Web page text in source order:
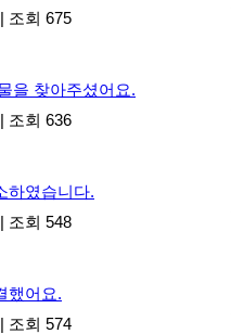
| 조회 675
을 찾아주셨어요.
| 조회 636
하였습니다.
| 조회 548
했어요.
| 조회 574